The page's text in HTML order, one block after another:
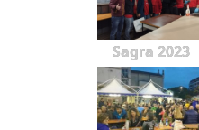
Sagra 2023